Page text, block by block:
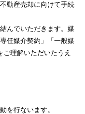
動産売却に向けて手続
んでいただきます。媒
任媒介契約」「一般媒
理解いただいたうえ
を行ないます。